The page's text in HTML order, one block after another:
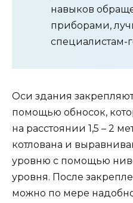
навыков
приборами,
специалистам-
Оси здания
помощью обносок,
на расстоянии 1,5 – 2
котлована и
уровню с помощью
уровня. После
можно по мере